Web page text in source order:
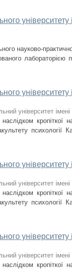
університету
науково-
лабораторією
університету
університет імені
кропіткої
психології
університету
університет імені
кропіткої
психології
університету
університет імені
кропіткої